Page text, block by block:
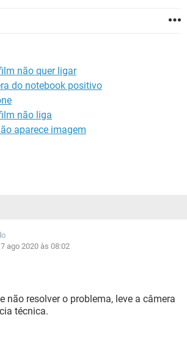
não quer ligar
do notebook positivo
não liga
aparece imagem
ago 2020 às 08:02
não resolver o problema, leve a câmera
técnica.